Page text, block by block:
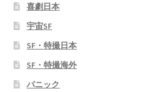
喜劇日本
宇宙SF
SF・特撮日本
SF・特撮海外
パニック